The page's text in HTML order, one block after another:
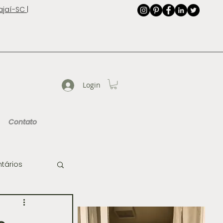
SC |
Login
Contato